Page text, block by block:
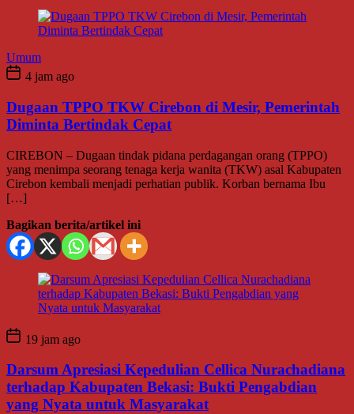
Umum
4 jam ago
Dugaan TPPO TKW Cirebon di Mesir, Pemerintah
Diminta Bertindak Cepat
CIREBON – Dugaan tindak pidana perdagangan orang (TPPO)
yang menimpa seorang tenaga kerja wanita (TKW) asal Kabupaten
Cirebon kembali menjadi perhatian publik. Korban bernama Ibu
[…]
Bagikan berita/artikel ini
19 jam ago
Darsum Apresiasi Kepedulian Cellica Nurachadiana
terhadap Kabupaten Bekasi: Bukti Pengabdian
yang Nyata untuk Masyarakat